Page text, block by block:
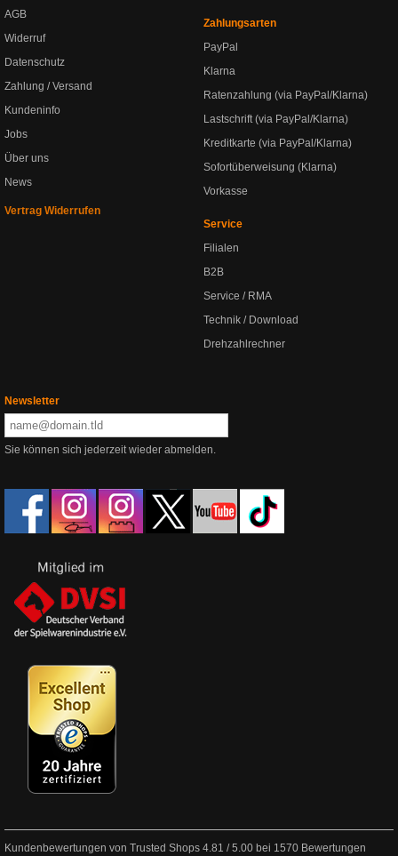
AGB
Widerruf
Datenschutz
Zahlung / Versand
Kundeninfo
Jobs
Über uns
News
Vertrag Widerrufen
Zahlungsarten
PayPal
Klarna
Ratenzahlung (via PayPal/Klarna)
Lastschrift (via PayPal/Klarna)
Kreditkarte (via PayPal/Klarna)
Sofortüberweisung (Klarna)
Vorkasse
Service
Filialen
B2B
Service / RMA
Technik / Download
Drehzahlrechner
Newsletter
Sie können sich jederzeit wieder abmelden.
Kundenbewertungen von Trusted Shops 4.81 /5.00 bei 1570 Bewertungen